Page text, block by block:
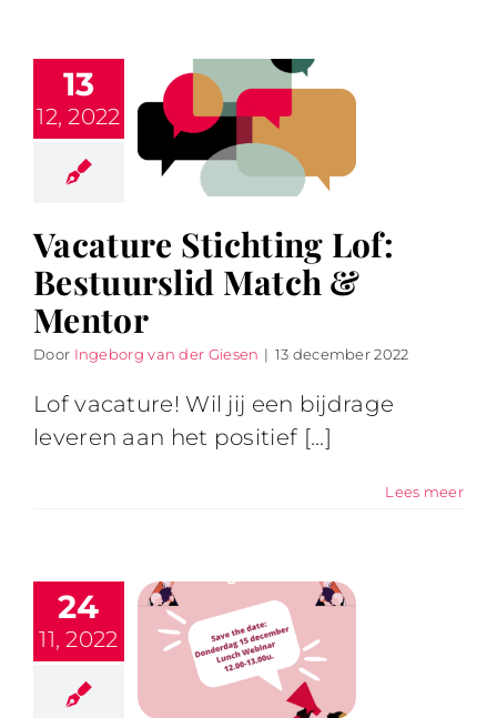
13
12, 2022
Vacature Stichting Lof:
Bestuurslid Match &
Mentor
Door Ingeborg van der Giesen | 13 december 2022
Lof vacature! Wil jij een bijdrage
leveren aan het positief [...]
Lees meer
24
11, 2022